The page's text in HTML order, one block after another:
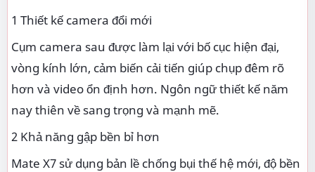
1 Thiết kế camera đổi mới
Cụm camera sau được làm lại với bố cục hiện đại,
vòng kính lớn, cảm biến cải tiến giúp chụp đêm rõ
hơn và video ổn định hơn. Ngôn ngữ thiết kế năm
nay thiên về sang trọng và mạnh mẽ.
2 Khả năng gập bền bỉ hơn
Mate X7 sử dụng bản lề chống bụi thế hệ mới, độ bền